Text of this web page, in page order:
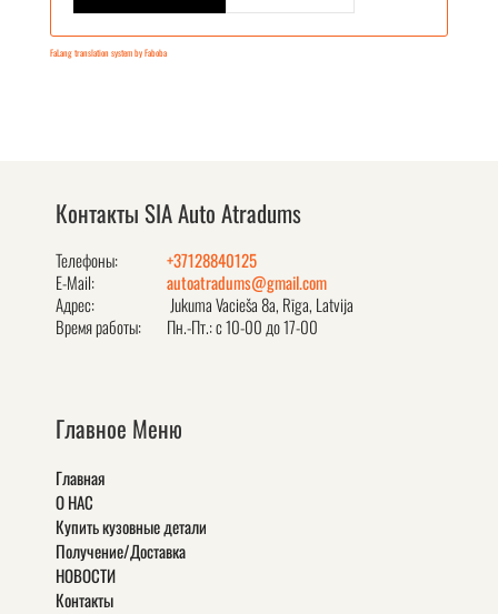
FaLang translation system by Faboba
Контакты SIA Auto Atradums
Телефоны:
+37128840125
E-Mail:
autoatradums@gmail.com
Адрес:
Jukuma Vacieša 8a, Rīga, Latvija
Время работы:
Пн.-Пт.: с 10-00 до 17-00
Главное Меню
Главная
О НАС
Купить кузовные детали
Получение/Доставка
НОВОСТИ
Контакты